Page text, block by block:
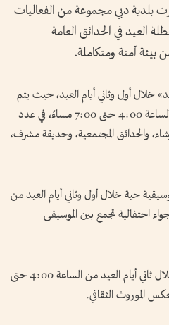
بلدية دبي مجموعة من الفعاليات
العيد في الحدائق العامة
بيئة آمنة ومتكاملة.
خلال أول وثاني أيام العيد، حيث يتم
توزيع المثلجات مجاناً على الزوار من الساعة 4:00 حتى 7:00 مساءً، في عدد
والحدائق المجتمعية، وحديقة مشرف،
حية خلال أول وثاني أيام العيد من
مساءً، في أجواء احتفالية تجمع بين الموسيقى
ويستضيف سوق حتّا فرقة الحربية خلال ثاني أيام العيد من الساعة 4:00 حتى